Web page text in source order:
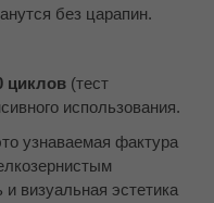
без царапин.
циклов (тест
использования.
узнаваемая фактура
визуальная эстетика